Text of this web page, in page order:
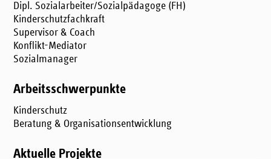
Dipl. Sozialarbeiter/Sozialpädagoge (FH)
Kinderschutzfachkraft
Supervisor & Coach
Konflikt-Mediator
Sozialmanager
Arbeitsschwerpunkte
Kinderschutz
Beratung & Organisationsentwicklung
Aktuelle Projekte